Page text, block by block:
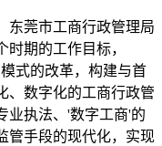
东莞市工商行政管理局
期的工作目标，
式的改革，构建与首
、数字化的工商行政管
业执法、'数字工商'的
管手段的现代化，实现